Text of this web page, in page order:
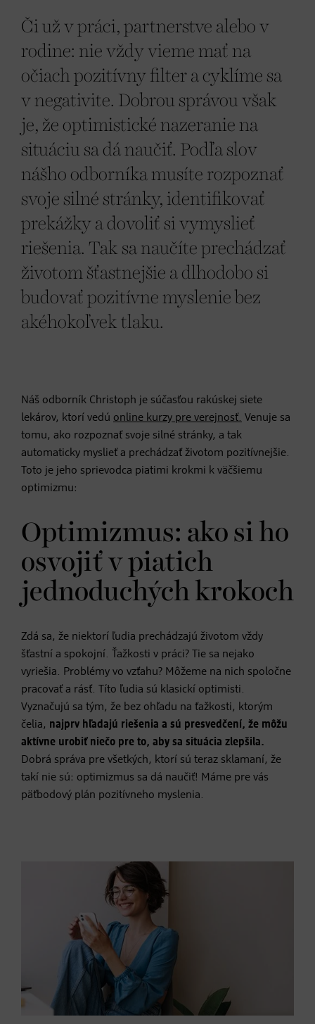
Či už v práci, partnerstve alebo v
rodine: nie vždy vieme mať na
očiach pozitívny filter a cyklíme sa
v negativite. Dobrou správou však
je, že optimistické nazeranie na
situáciu sa dá naučiť. Podľa slov
nášho odborníka musíte rozpoznať
svoje silné stránky, identifikovať
prekážky a dovoliť si vymyslieť
riešenia. Tak sa naučíte prechádzať
životom šťastnejšie a dlhodobo si
budovať pozitívne myslenie bez
akéhokoľvek tlaku.
Náš odborník Christoph je súčasťou rakúskej siete
lekárov, ktorí vedú online kurzy pre verejnosť. Venuje sa
tomu, ako rozpoznať svoje silné stránky, a tak
automaticky myslieť a prechádzať životom pozitívnejšie.
Toto je jeho sprievodca piatimi krokmi k väčšiemu
optimizmu:
Optimizmus: ako si ho
osvojiť v piatich
jednoduchých krokoch
Zdá sa, že niektorí ľudia prechádzajú životom vždy
šťastní a spokojní. Ťažkosti v práci? Tie sa nejako
vyriešia. Problémy vo vzťahu? Môžeme na nich spoločne
pracovať a rásť. Títo ľudia sú klasickí optimisti.
Vyznačujú sa tým, že bez ohľadu na ťažkosti, ktorým
čelia, najprv hľadajú riešenia a sú presvedčení, že môžu
aktívne urobiť niečo pre to, aby sa situácia zlepšila.
Dobrá správa pre všetkých, ktorí sú teraz sklamaní, že
takí nie sú: optimizmus sa dá naučiť! Máme pre vás
päťbodový plán pozitívneho myslenia.